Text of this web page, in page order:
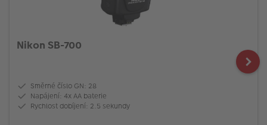
Nikon SB-700
Směrné číslo GN: 28
Napájení: 4x AA baterie
Rychlost dobíjení: 2.5 sekundy